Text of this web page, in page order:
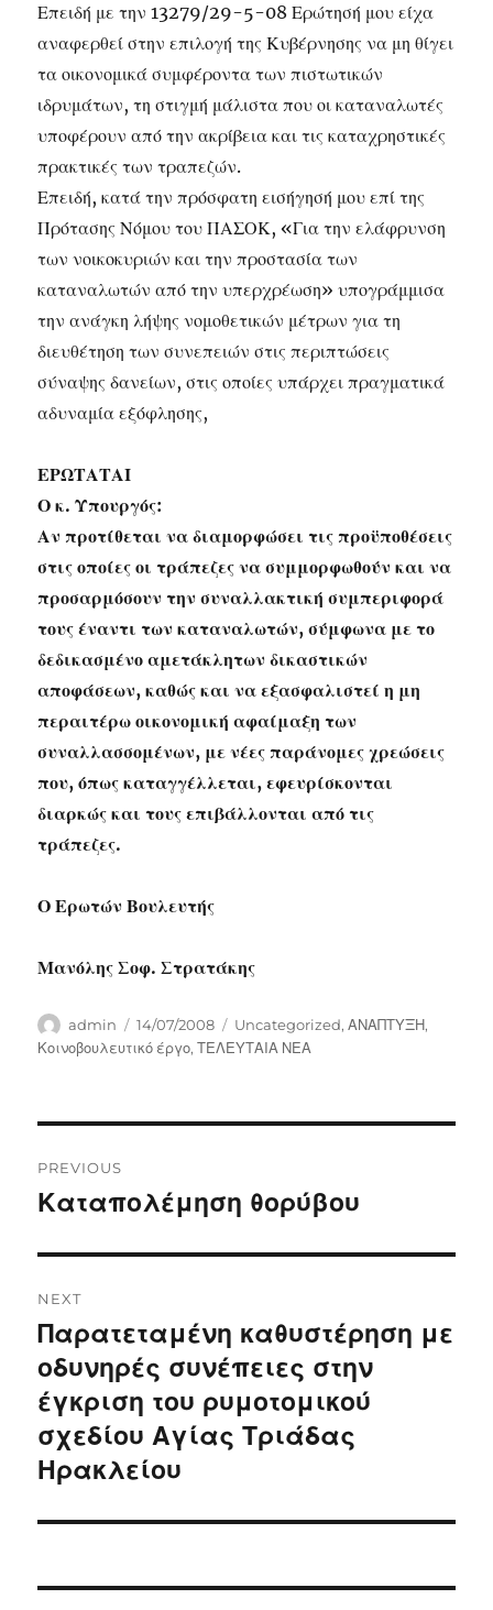
Επειδή με την 13279/29-5-08 Ερώτησή μου είχα
αναφερθεί στην επιλογή της Κυβέρνησης να μη θίγει
τα οικονομικά συμφέροντα των πιστωτικών
ιδρυμάτων, τη στιγμή μάλιστα που οι καταναλωτές
υποφέρουν από την ακρίβεια και τις καταχρηστικές
πρακτικές των τραπεζών.
Επειδή, κατά την πρόσφατη εισήγησή μου επί της
Πρότασης Νόμου του ΠΑΣΟΚ, «Για την ελάφρυνση
των νοικοκυριών και την προστασία των
καταναλωτών από την υπερχρέωση» υπογράμμισα
την ανάγκη λήψης νομοθετικών μέτρων για τη
διευθέτηση των συνεπειών στις περιπτώσεις
σύναψης δανείων, στις οποίες υπάρχει πραγματικά
αδυναμία εξόφλησης,
ΕΡΩΤΑΤΑΙ
Ο κ. Υπουργός:
Αν προτίθεται να διαμορφώσει τις προϋποθέσεις
στις οποίες οι τράπεζες να συμμορφωθούν και να
προσαρμόσουν την συναλλακτική συμπεριφορά
τους έναντι των καταναλωτών, σύμφωνα με το
δεδικασμένο αμετάκλητων δικαστικών
αποφάσεων, καθώς και να εξασφαλιστεί η μη
περαιτέρω οικονομική αφαίμαξη των
συναλλασσομένων, με νέες παράνομες χρεώσεις
που, όπως καταγγέλλεται, εφευρίσκονται
διαρκώς και τους επιβάλλονται από τις
τράπεζες.
Ο Ερωτών Βουλευτής
Μανόλης Σοφ. Στρατάκης
Author
admin
Posted
on
14/07/2008 Categories
Uncategorized,ΑΝΑΠΤΥΞΗ,
Κοινοβουλευτικό έργο,ΤΕΛΕΥΤΑΙΑ ΝΕΑ
navigation
PREVIOUS
Previous
Καταπολέμηση θορύβου
NEXT
Next
post:
Παρατεταμένη καθυστέρηση με
οδυνηρές συνέπειες στην
έγκριση του ρυμοτομικού
σχεδίου Αγίας Τριάδας
Ηρακλείου